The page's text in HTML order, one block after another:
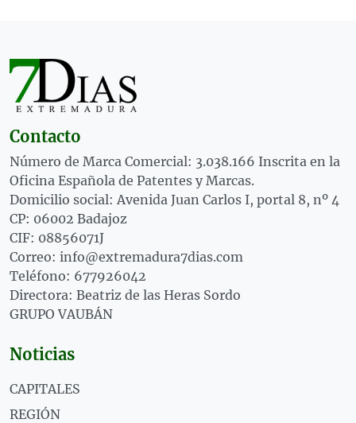
Contacto
Número de Marca Comercial: 3.038.166 Inscrita en la
Oficina Española de Patentes y Marcas.
Domicilio social: Avenida Juan Carlos I, portal 8, nº 4
CP: 06002 Badajoz
CIF: 08856071J
Correo: info@extremadura7dias.com
Teléfono: 677926042
Directora: Beatriz de las Heras Sordo
GRUPO VAUBÁN
Noticias
CAPITALES
REGIÓN